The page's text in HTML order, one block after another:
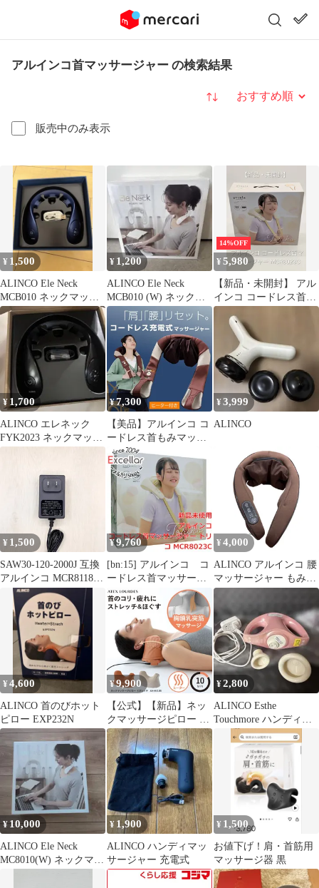
アルインコ首マッサージャー の検索結果
販売中のみ表示
並び替え
¥ 1,500
ALINCO Ele Neck
MCB010 ネックマッサ
ージャー
¥ 1,200
ALINCO Ele Neck
MCB010 (W) ネックマ
ッサージャー
14%OFF
¥5,980
【新品・未開封】 アル
インコ コードレス首マ
ッサージャー トリコ
MCR8023C クリーム
¥ 1,700
ALINCO エレネック
FYK2023 ネックマッサ
¥7,300
【美品】アルインコ コ
ードレス首もみマッサ
ージャー もみたいむ
MCR8719 首 肩 腰 太も
も ふくらはぎ ヒーター
充電式 管理医療機器 付
属品完備
¥3,999
ALINCO
¥ 1,500
SAW30-120-2000J 互換
アルインコ MCR8118
ALINCO マッサージク
ッション ACアダプタ
もみたいむ MCR8415
首マッサージャー マッ
サージ器 12V 2A プラ
グ外径 約 5.5mm セン
タープラス 60-01126-
1831
¥9,760
[bn:15] アルインコ コ
ードレス首マッサージ
ャー トリコ
MCR8023C クリーム
¥ 4,000
ALINCO アルインコ 腰
マッサージャー もみた
いむプロ MCR8515 医
224AKBZX00101A01 中
古 Ｗ４
¥4,600
ALINCO 首のびホット
ピロー EXP232N
¥9,900
【公式】【新品】ネッ
クマッサージピロー く
びレッチ AX-HJ186 首
マッサージ器 ネックマ
ッサージャー ストレー
トネック 血行促進 疲
労回復 スマホ首 人気
母の日 プレゼント ギフ
ト 贈り物 離島不可
ラッピング不可
¥2,800
ALINCO Esthe
Touchmore ハンディマ
ッサージャー
¥10,000
ALINCO Ele Neck
MC8010(W) ネックマッ
¥ 1,900
ALINCO ハンディマッ
サージャー 充電式
¥ 1,500
お値下げ！肩・首筋用
マッサージ器 黒